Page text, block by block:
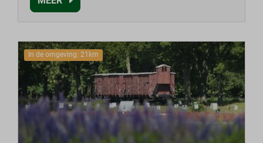
In de omgeving: 21km